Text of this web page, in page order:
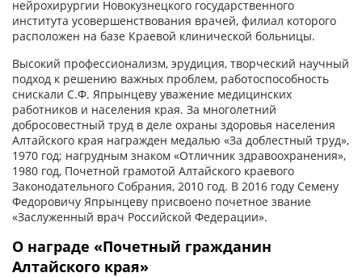
нейрохирургии Новокузнецкого государственного
института усовершенствования врачей, филиал которого
расположен на базе Краевой клинической больницы.
Высокий профессионализм, эрудиция, творческий научный
подход к решению важных проблем, работоспособность
снискали С.Ф. Япрынцеву уважение медицинских
работников и населения края. За многолетний
добросовестный труд в деле охраны здоровья населения
Алтайского края награжден медалью «За доблестный труд»,
1970 год; нагрудным знаком «Отличник здравоохранения»,
1980 год, Почетной грамотой Алтайского краевого
Законодательного Собрания, 2010 год. В 2016 году Семену
Федоровичу Япрынцеву присвоено почетное звание
«Заслуженный врач Российской Федерации».
О награде «Почетный гражданин
Алтайского края»